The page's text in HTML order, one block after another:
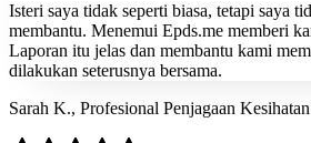
Isteri saya tidak seperti biasa, tetapi saya
membantu. Menemui Epds.me memberi
Laporan itu jelas dan membantu kami
dilakukan seterusnya bersama.
Sarah K., Profesional Penjagaan Kesihatan